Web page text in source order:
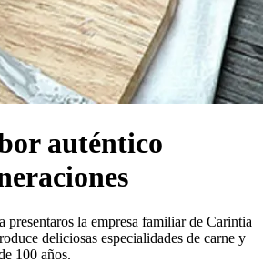
auténtico
presentaros la empresa familiar de Carintia
deliciosas especialidades de carne y
100 años.